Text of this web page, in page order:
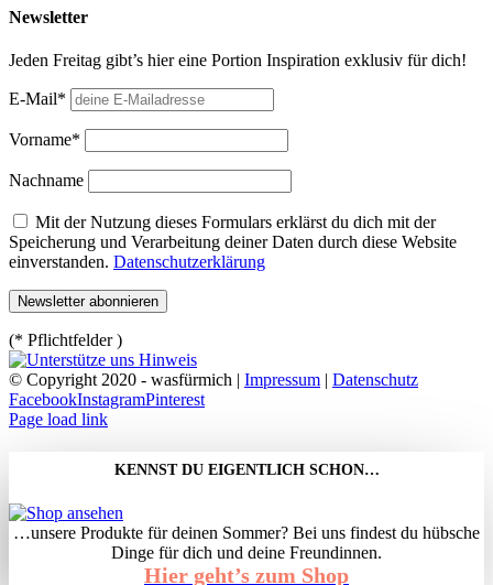
Newsletter
Jeden Freitag gibt’s hier eine Portion Inspiration exklusiv für dich!
E-Mail*
Vorname*
Nachname
Mit der Nutzung dieses Formulars erklärst du dich mit der
Speicherung und Verarbeitung deiner Daten durch diese Website
einverstanden. Datenschutzerklärung
(* Pflichtfelder )
© Copyright 2020 - wasfürmich | Impressum | Datenschutz
FacebookInstagramPinterest
Page load link
KENNST DU EIGENTLICH SCHON…
…unsere Produkte für deinen Sommer? Bei uns findest du hübsche
Dinge für dich und deine Freundinnen.
Hier geht’s zum Shop